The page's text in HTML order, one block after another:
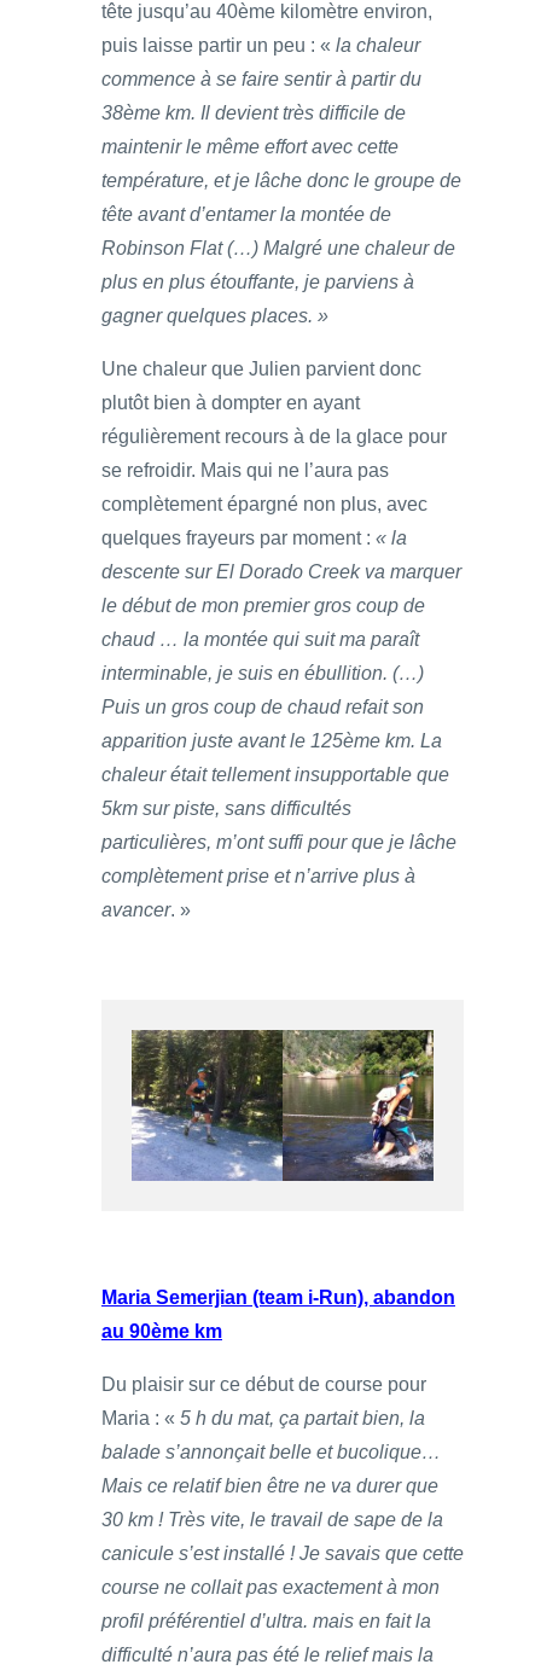
tête jusqu’au 40ème kilomètre environ,
puis laisse partir un peu : « la chaleur
commence à se faire sentir à partir du
38ème km. Il devient très difficile de
maintenir le même effort avec cette
température, et je lâche donc le groupe de
tête avant d’entamer la montée de
Robinson Flat (…) Malgré une chaleur de
plus en plus étouffante, je parviens à
gagner quelques places. »
Une chaleur que Julien parvient donc
plutôt bien à dompter en ayant
régulièrement recours à de la glace pour
se refroidir. Mais qui ne l’aura pas
complètement épargné non plus, avec
quelques frayeurs par moment : « la
descente sur El Dorado Creek va marquer
le début de mon premier gros coup de
chaud … la montée qui suit ma paraît
interminable, je suis en ébullition. (…)
Puis un gros coup de chaud refait son
apparition juste avant le 125ème km. La
chaleur était tellement insupportable que
5km sur piste, sans difficultés
particulières, m’ont suffi pour que je lâche
complètement prise et n’arrive plus à
avancer. »
Maria Semerjian (team i-Run), abandon
au 90ème km
Du plaisir sur ce début de course pour
Maria : « 5 h du mat, ça partait bien, la
balade s’annonçait belle et bucolique…
Mais ce relatif bien être ne va durer que
30 km ! Très vite, le travail de sape de la
canicule s’est installé ! Je savais que cette
course ne collait pas exactement à mon
profil préférentiel d’ultra. mais en fait la
difficulté n’aura pas été le relief mais la